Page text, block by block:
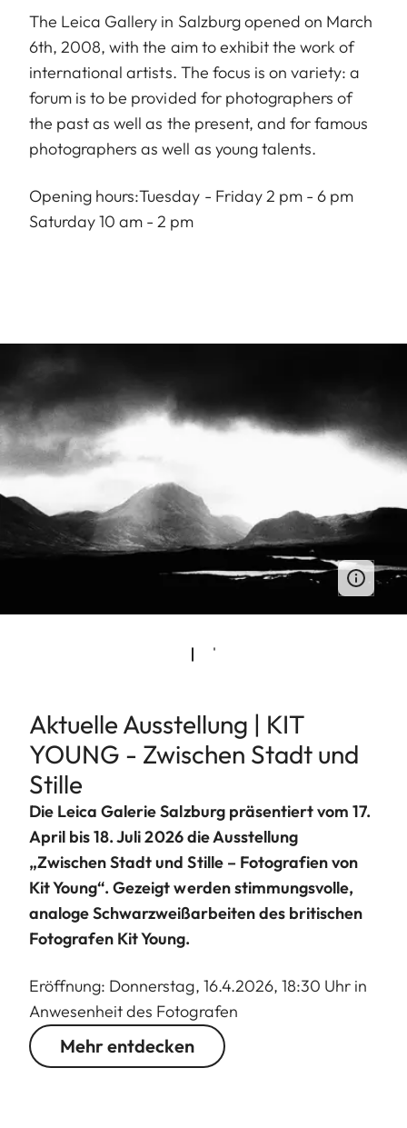
The Leica Gallery in Salzburg opened on March
6th, 2008, with the aim to exhibit the work of
international artists. The focus is on variety: a
forum is to be provided for photographers of
the past as well as the present, and for famous
photographers as well as young talents.
Opening hours:Tuesday - Friday 2 pm - 6 pm
Saturday 10 am - 2 pm
Aktuelle Ausstellung | KIT
YOUNG - Zwischen Stadt und
Stille
Die Leica Galerie Salzburg präsentiert vom 17.
April bis 18. Juli 2026 die Ausstellung
„Zwischen Stadt und Stille – Fotografien von
Kit Young“. Gezeigt werden stimmungsvolle,
analoge Schwarzweißarbeiten des britischen
Fotografen Kit Young.
Eröffnung: Donnerstag, 16.4.2026, 18:30 Uhr in
Anwesenheit des Fotografen
Mehr entdecken